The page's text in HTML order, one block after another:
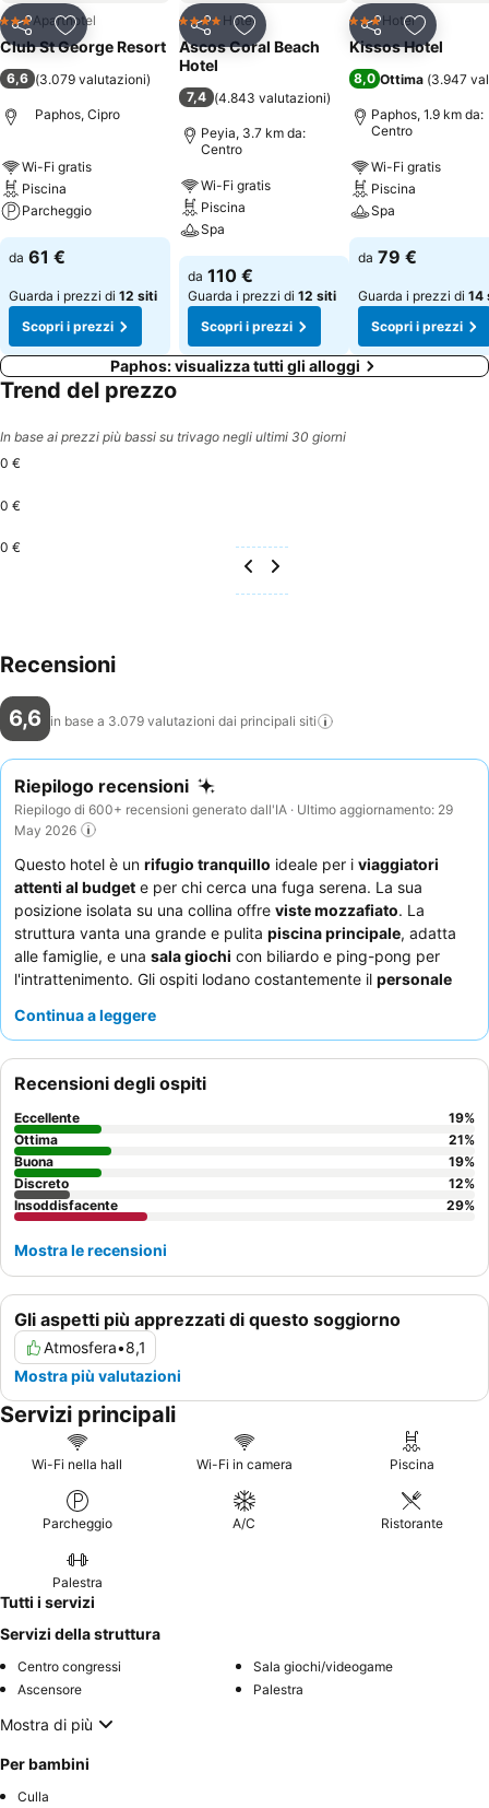
CondividiAggiungi ai preferiti
3 StelleAparthotel
Club St George Resort
6,6 (3.079 valutazioni)
Paphos, Cipro
Wi-Fi gratis
Piscina
Parcheggio
da 61 €
Guarda i prezzi di 12 siti
Scopri i prezzi
CondividiAggiungi ai preferiti
4 StelleHotel
Ascos Coral Beach
Hotel
7,4 (4.843 valutazioni)
Peyia, 3.7 km da:
Centro
Wi-Fi gratis
Piscina
Spa
da 110 €
Guarda i prezzi di 12 siti
Scopri i prezzi
Condividi
3 StelleHotel
Kissos Hotel
8,0 Ottima (3.947
Paphos, 1.9 km da:
Centro
Wi-Fi gratis
Piscina
Spa
da 79 €
Guarda i prezzi di 14
Scopri i prezzi
Paphos: visualizza tutti gli alloggi
Trend del prezzo
In base ai prezzi più bassi su trivago negli ultimi 30 giorni
0 €
0 €
0 €
Recensioni
6,6 in base a 3.079 valutazioni dai principali siti
Riepilogo recensioni
Riepilogo di 600+ recensioni generato dall'IA · Ultimo aggiornamento: 29
May 2026
Questo hotel è un rifugio tranquillo ideale per i viaggiatori
attenti al budget e per chi cerca una fuga serena. La sua
posizione isolata su una collina offre viste mozzafiato. La
struttura vanta una grande e pulita piscina principale, adatta
alle famiglie, e una sala giochi con biliardo e ping-pong per
l'intrattenimento. Gli ospiti lodano costantemente il personale
delle pulizie, e apprezzano la qualità delle opzioni per la cena,
comodità e per esplorare la zona circostante, è
noleggiare un'auto
Continua a leggere
Gli aspetti più apprezzati di questo soggiorno
Atmosfera•8,1
Mostra più valutazioni
Recensioni degli ospiti
Eccellente 19%
Ottima
21%
Buona
19%
Discreto
12%
Insoddisfacente
29%
Mostra le recensioni
Servizi principali
Wi-Fi nella hall Wi-Fi in camera Piscina
Parcheggio A/C Ristorante
Palestra
Tutti i servizi
Servizi della struttura
Centro congressi
Sala giochi/videogame
Ascensore
Palestra
Mostra di più
Per bambini
Culla